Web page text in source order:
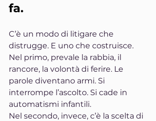
fa.
C’è un modo di litigare che
distrugge. E uno che costruisce.
Nel primo, prevale la rabbia, il
rancore, la volontà di ferire. Le
parole diventano armi. Si
interrompe l’ascolto. Si cade in
automatismi infantili.
Nel secondo, invece, c’è la scelta di